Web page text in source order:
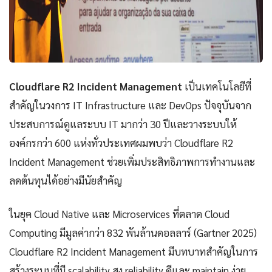
Cloudflare R2 Incident Management เป็นเทคโนโลยีที่
สำคัญในวงการ IT Infrastructure และ DevOps ปัจจุบันจาก
ประสบการณ์ดูแลระบบ IT มากว่า 30 ปีและวางระบบให้
องค์กรกว่า 600 แห่งทั่วประเทศผมพบว่า Cloudflare R2
Incident Management ช่วยเพิ่มประสิทธิภาพการทำงานและ
ลดต้นทุนได้อย่างมีนัยสำคัญ
ในยุค Cloud Native และ Microservices ที่ตลาด Cloud
Computing มีมูลค่ากว่า 832 พันล้านดอลลาร์ (Gartner 2025)
Cloudflare R2 Incident Management มีบทบาทสำคัญในการ